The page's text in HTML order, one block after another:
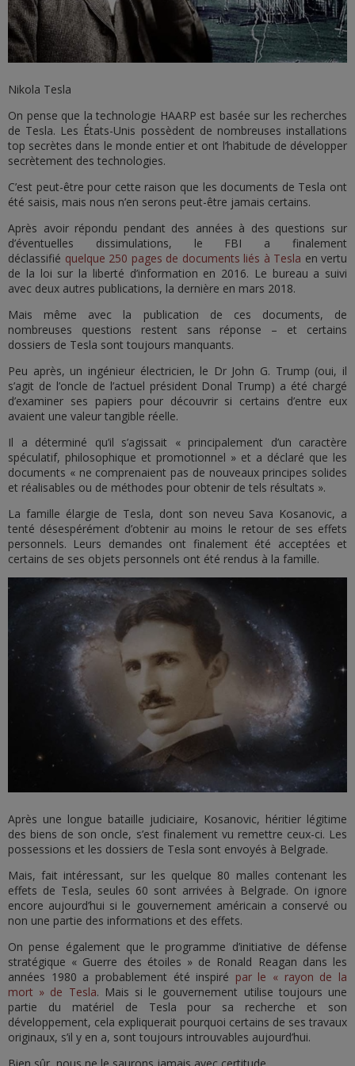
Nikola Tesla
On pense que la technologie HAARP est basée sur les recherches
de Tesla. Les États-Unis possèdent de nombreuses installations
top secrètes dans le monde entier et ont l’habitude de développer
secrètement des technologies.
C’est peut-être pour cette raison que les documents de Tesla ont
été saisis, mais nous n’en serons peut-être jamais certains.
Après avoir répondu pendant des années à des questions sur
d’éventuelles dissimulations, le FBI a finalement
déclassifié quelque 250 pages de documents liés à Tesla en vertu
de la loi sur la liberté d’information en 2016. Le bureau a suivi
avec deux autres publications, la dernière en mars 2018.
Mais même avec la publication de ces documents, de
nombreuses questions restent sans réponse – et certains
dossiers de Tesla sont toujours manquants.
Peu après, un ingénieur électricien, le Dr John G. Trump (oui, il
s’agit de l’oncle de l’actuel président Donal Trump) a été chargé
d’examiner ses papiers pour découvrir si certains d’entre eux
avaient une valeur tangible réelle.
Il a déterminé qu’il s’agissait « principalement d’un caractère
spéculatif, philosophique et promotionnel » et a déclaré que les
documents « ne comprenaient pas de nouveaux principes solides
et réalisables ou de méthodes pour obtenir de tels résultats ».
La famille élargie de Tesla, dont son neveu Sava Kosanovic, a
tenté désespérément d’obtenir au moins le retour de ses effets
personnels. Leurs demandes ont finalement été acceptées et
certains de ses objets personnels ont été rendus à la famille.
Après une longue bataille judiciaire, Kosanovic, héritier légitime
des biens de son oncle, s’est finalement vu remettre ceux-ci. Les
possessions et les dossiers de Tesla sont envoyés à Belgrade.
Mais, fait intéressant, sur les quelque 80 malles contenant les
effets de Tesla, seules 60 sont arrivées à Belgrade. On ignore
encore aujourd’hui si le gouvernement américain a conservé ou
non une partie des informations et des effets.
On pense également que le programme d’initiative de défense
stratégique « Guerre des étoiles » de Ronald Reagan dans les
années 1980 a probablement été inspiré par le « rayon de la
mort » de Tesla. Mais si le gouvernement utilise toujours une
partie du matériel de Tesla pour sa recherche et son
développement, cela expliquerait pourquoi certains de ses travaux
originaux, s’il y en a, sont toujours introuvables aujourd’hui.